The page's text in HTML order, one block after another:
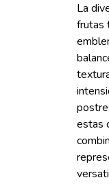
La
frutas
estas